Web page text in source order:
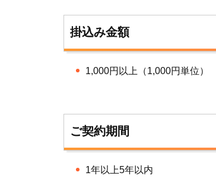
掛込み金額
1,000円以上（1,000円単位）
ご契約期間
1年以上5年以内